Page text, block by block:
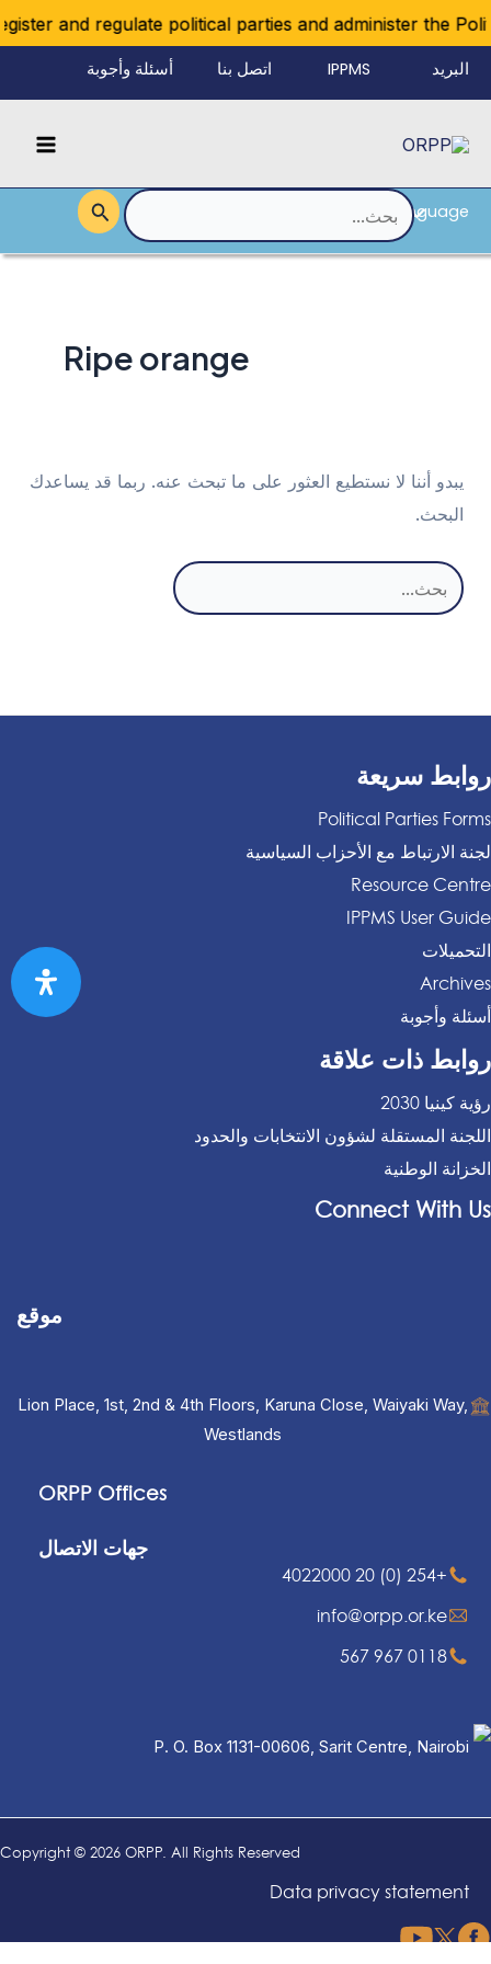
and regulate political parties and administer the
تخطي
إلى
المحتوى
البريد IPPMS اتصل بنا أسئلة وأجوبة
Language
القائمة
البحث
عن:
Ripe orange
يبدو أننا لا نستطيع العثور على ما تبحث عنه. ربما قد يساعدك
البحث.
البحث
روابط سريعة
Political Parties Forms
لجنة الارتباط مع الأحزاب السياسية
Resource Centre
IPPMS User Guide
التحميلات
Archives
أسئلة وأجوبة
روابط ذات علاقة
رؤية كينيا 2030
اللجنة المستقلة لشؤون الانتخابات والحدود
الخزانة الوطنية
Connect With Us
موقع
Lion Place, 1st, 2nd & 4th Floors, Karuna Close, Waiyaki Way,
Westlands
ORPP Offices
جهات الاتصال
+254 (0) 20 4022000
info@orpp.or.ke
0118 967 567
P. O. Box 1131-00606, Sarit Centre, Nairobi
Copyright © 2026 ORPP. All Rights Reserved
Data privacy statement